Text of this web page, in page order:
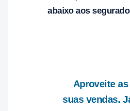
abaixo aos
Aproveite
suas vendas.